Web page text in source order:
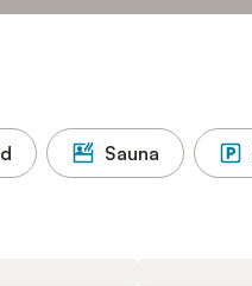
Sauna